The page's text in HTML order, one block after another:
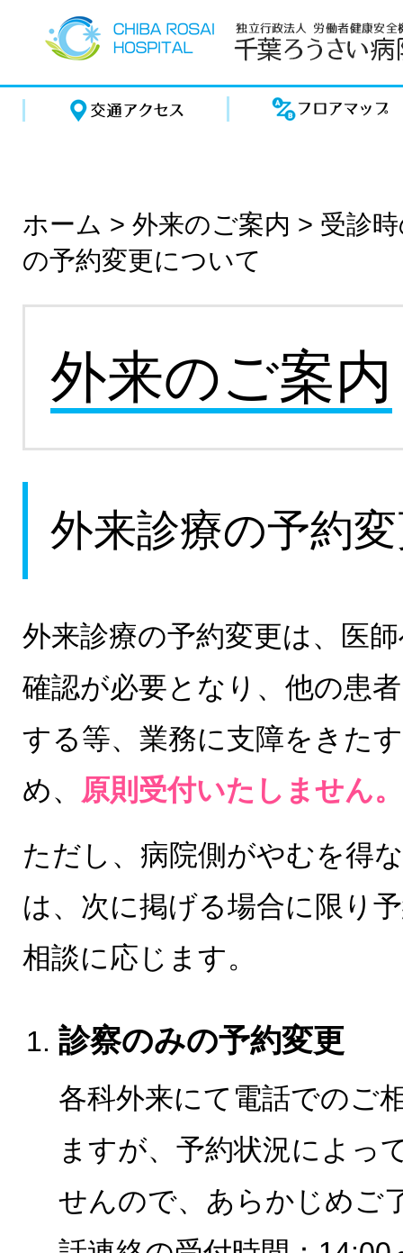
ホーム > 外来のご案内 > 受診
の予約変更について
外来のご案内
外来診療の予約
外来診療の予約変更は、医
確認が必要となり、他の患
する等、業務に支障をきた
め、 原則受付いたしません。
ただし、病院側がやむを得
は、次に掲げる場合に限り
相談に応じます。
診察のみの予約変更
各科外来にて電話でのご
ますが、予約状況によっ
せんので、あらかじめご